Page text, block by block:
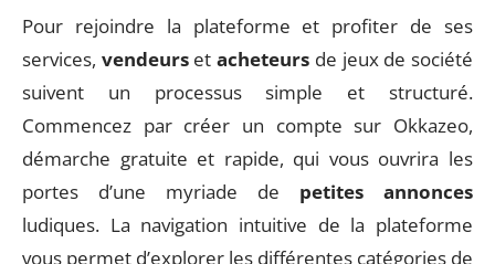
Pour rejoindre la plateforme et profiter de ses
services, vendeursetacheteurs de jeux de société
suivent un processus simple et structuré.
Commencez par créer un compte sur Okkazeo,
démarche gratuite et rapide, qui vous ouvrira les
portes d’une myriade de petites annonces
ludiques. La navigation intuitive de la plateforme
vous permet d’explorer les différentes catégories de